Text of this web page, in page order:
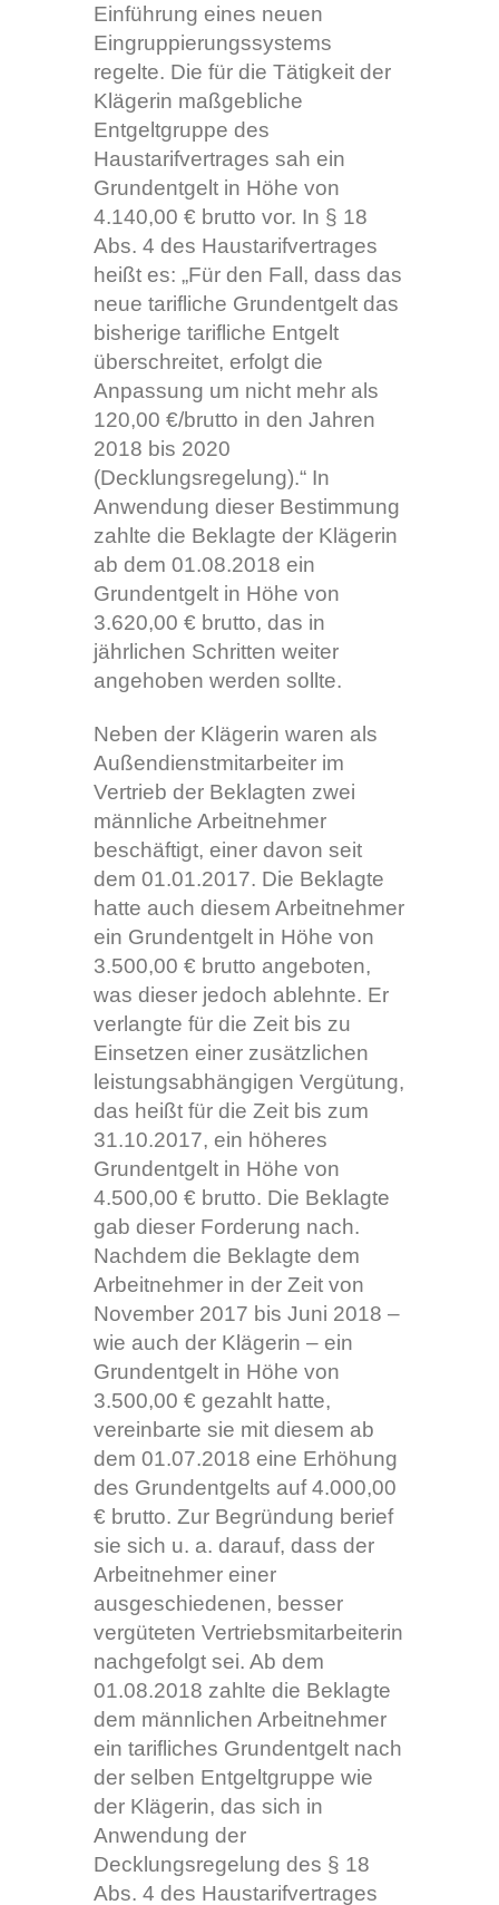
Einführung eines neuen
Eingruppierungssystems
regelte. Die für die Tätigkeit der
Klägerin maßgebliche
Entgeltgruppe des
Haustarifvertrages sah ein
Grundentgelt in Höhe von
4.140,00 € brutto vor. In § 18
Abs. 4 des Haustarifvertrages
heißt es: „Für den Fall, dass das
neue tarifliche Grundentgelt das
bisherige tarifliche Entgelt
überschreitet, erfolgt die
Anpassung um nicht mehr als
120,00 €/brutto in den Jahren
2018 bis 2020
(Decklungsregelung).“ In
Anwendung dieser Bestimmung
zahlte die Beklagte der Klägerin
ab dem 01.08.2018 ein
Grundentgelt in Höhe von
3.620,00 € brutto, das in
jährlichen Schritten weiter
angehoben werden sollte.
Neben der Klägerin waren als
Außendienstmitarbeiter im
Vertrieb der Beklagten zwei
männliche Arbeitnehmer
beschäftigt, einer davon seit
dem 01.01.2017. Die Beklagte
hatte auch diesem Arbeitnehmer
ein Grundentgelt in Höhe von
3.500,00 € brutto angeboten,
was dieser jedoch ablehnte. Er
verlangte für die Zeit bis zu
Einsetzen einer zusätzlichen
leistungsabhängigen Vergütung,
das heißt für die Zeit bis zum
31.10.2017, ein höheres
Grundentgelt in Höhe von
4.500,00 € brutto. Die Beklagte
gab dieser Forderung nach.
Nachdem die Beklagte dem
Arbeitnehmer in der Zeit von
November 2017 bis Juni 2018 –
wie auch der Klägerin – ein
Grundentgelt in Höhe von
3.500,00 € gezahlt hatte,
vereinbarte sie mit diesem ab
dem 01.07.2018 eine Erhöhung
des Grundentgelts auf 4.000,00
€ brutto. Zur Begründung berief
sie sich u. a. darauf, dass der
Arbeitnehmer einer
ausgeschiedenen, besser
vergüteten Vertriebsmitarbeiterin
nachgefolgt sei. Ab dem
01.08.2018 zahlte die Beklagte
dem männlichen Arbeitnehmer
ein tarifliches Grundentgelt nach
der selben Entgeltgruppe wie
der Klägerin, das sich in
Anwendung der
Decklungsregelung des § 18
Abs. 4 des Haustarifvertrages